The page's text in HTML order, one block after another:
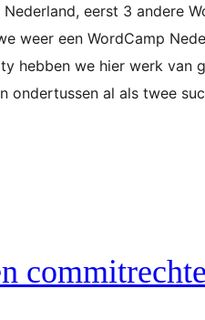
eerst 3 andere
weer een WordCamp
hebben we hier werk van
ondertussen al als twee